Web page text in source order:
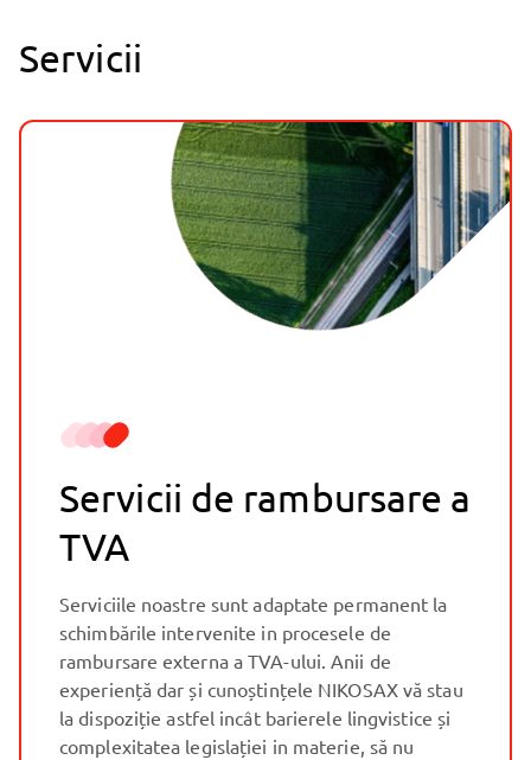
Servicii
Servicii de rambursare a
TVA
Serviciile noastre sunt adaptate permanent la
schimbările intervenite in procesele de
rambursare externa a TVA-ului. Anii de
experiență dar și cunoștințele NIKOSAX vă stau
la dispoziție astfel incât barierele lingvistice și
complexitatea legislației in materie, să nu